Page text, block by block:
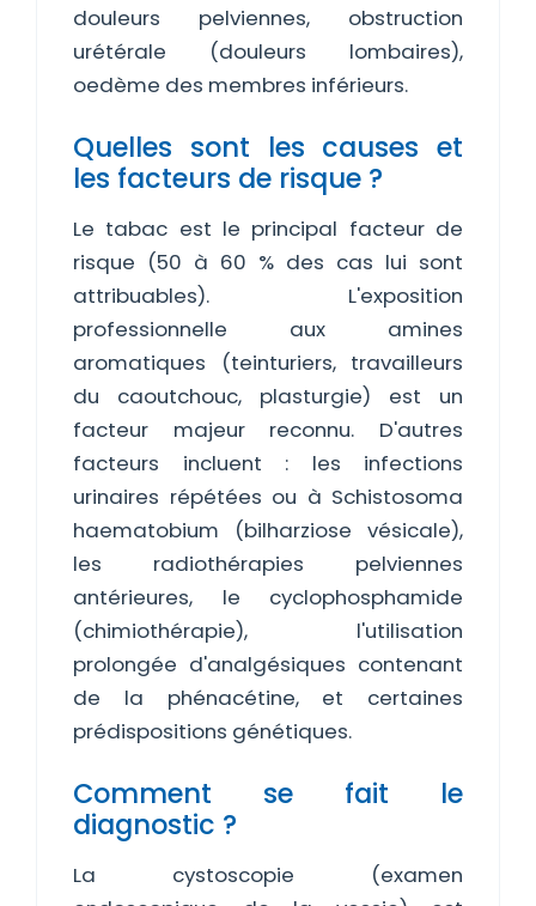
douleurs pelviennes, obstruction
urétérale (douleurs lombaires),
oedème des membres inférieurs.
Quelles sont les causes et
les facteurs de risque ?
Le tabac est le principal facteur de
risque (50 à 60 % des cas lui sont
attribuables). L'exposition
professionnelle aux amines
aromatiques (teinturiers, travailleurs
du caoutchouc, plasturgie) est un
facteur majeur reconnu. D'autres
facteurs incluent : les infections
urinaires répétées ou à Schistosoma
haematobium (bilharziose vésicale),
les radiothérapies pelviennes
antérieures, le cyclophosphamide
(chimiothérapie), l'utilisation
prolongée d'analgésiques contenant
de la phénacétine, et certaines
prédispositions génétiques.
Comment se fait le
diagnostic ?
La cystoscopie (examen